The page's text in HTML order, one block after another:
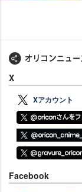
X
Xアカウント
Facebook